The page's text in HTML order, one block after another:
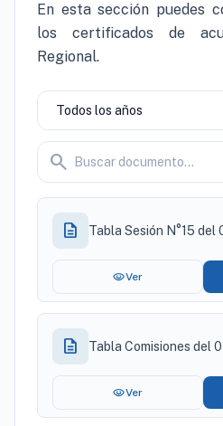
En esta sección puedes
los certificados de
Regional.
search
description Tabla Sesión N°15
visibilityVer
description Tabla Comisiones del
visibilityVer